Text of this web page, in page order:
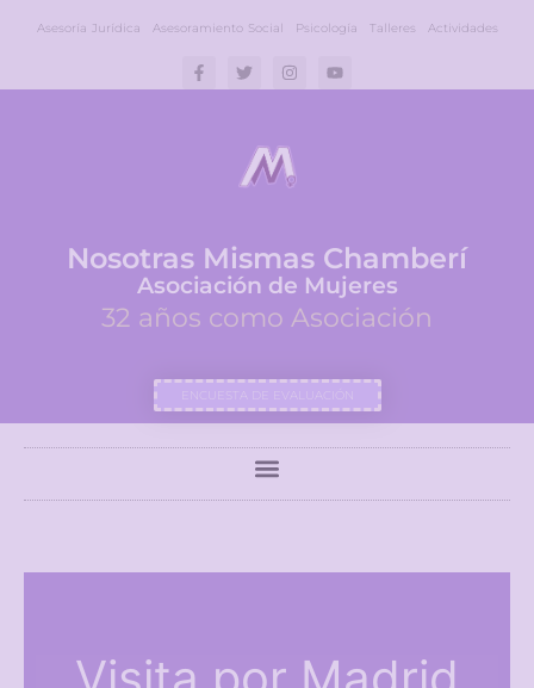
Asesoría Jurídica Asesoramiento Social Psicología Talleres Actividades
Nosotras Mismas Chamberí
Asociación de Mujeres
32 años como Asociación
ENCUESTA DE EVALUACIÓN